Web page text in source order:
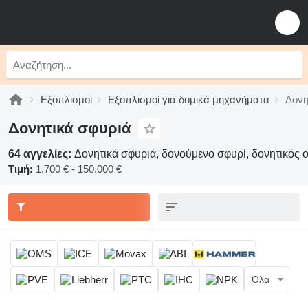
Εξοπλισμοί Εξοπλισμοί για δομικά μηχανήματα
Δονητικά σφυριά
64 αγγελίες: Δονητικά σφυριά, δονούμενο σφυρί,
Τιμή: 1.700 € - 150.000 €
Όλα